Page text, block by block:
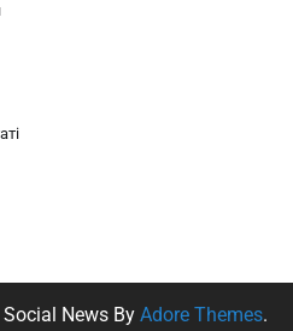
News By Adore Themes.